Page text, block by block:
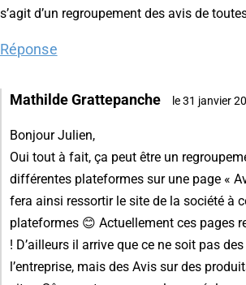
s’agit d’un regroupement des avis de
Réponse
Mathilde Grattepanche le 31 janvier
Bonjour Julien,
Oui tout à fait, ça peut être un
différentes plateformes sur une page «
fera ainsi ressortir le site de la société à
plateformes 😊 Actuellement ces pages
! D’ailleurs il arrive que ce ne soit pas
l’entreprise, mais des Avis sur des